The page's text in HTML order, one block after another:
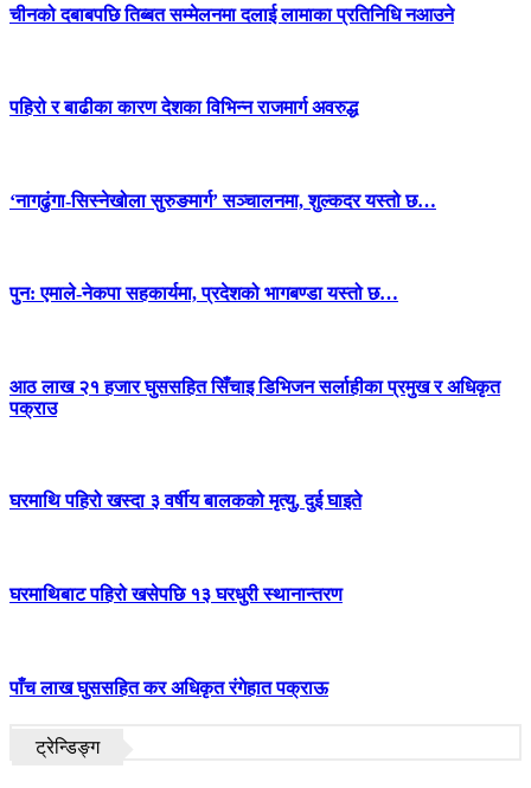
चीनको दबाबपछि तिब्बत सम्मेलनमा दलाई लामाका प्रतिनिधि नआउने
पहिरो र बाढीका कारण देशका विभिन्न राजमार्ग अवरुद्ध
‘नागढुंगा-सिस्नेखोला सुरुङमार्ग’ सञ्चालनमा, शुल्कदर यस्तो छ…
पुन: एमाले-नेकपा सहकार्यमा, प्रदेशको भागबण्डा यस्तो छ…
आठ लाख २१ हजार घुससहित सिँचाइ डिभिजन सर्लाहीका प्रमुख र अधिकृत
पक्राउ
घरमाथि पहिरो खस्दा ३ वर्षीय बालकको मृत्यु, दुई घाइते
घरमाथिबाट पहिरो खसेपछि १३ घरधुरी स्थानान्तरण
पाँच लाख घुससहित कर अधिकृत रंगेहात पक्राऊ
ट्रेन्डिङ्ग